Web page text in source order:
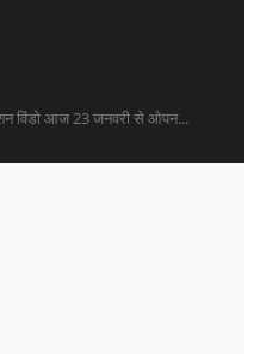
विंडो आज 23 जनवरी से ओपन...